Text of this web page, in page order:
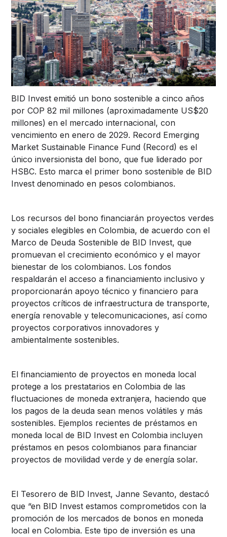
BID Invest emitió un bono sostenible a cinco años
por COP 82 mil millones (aproximadamente US$20
millones) en el mercado internacional, con
vencimiento en enero de 2029. Record Emerging
Market Sustainable Finance Fund (Record) es el
único inversionista del bono, que fue liderado por
HSBC. Esto marca el primer bono sostenible de BID
Invest denominado en pesos colombianos.
Los recursos del bono financiarán proyectos verdes
y sociales elegibles en Colombia, de acuerdo con el
Marco de Deuda Sostenible de BID Invest, que
promuevan el crecimiento económico y el mayor
bienestar de los colombianos. Los fondos
respaldarán el acceso a financiamiento inclusivo y
proporcionarán apoyo técnico y financiero para
proyectos críticos de infraestructura de transporte,
energía renovable y telecomunicaciones, así como
proyectos corporativos innovadores y
ambientalmente sostenibles.
El financiamiento de proyectos en moneda local
protege a los prestatarios en Colombia de las
fluctuaciones de moneda extranjera, haciendo que
los pagos de la deuda sean menos volátiles y más
sostenibles. Ejemplos recientes de préstamos en
moneda local de BID Invest en Colombia incluyen
préstamos en pesos colombianos para financiar
proyectos de movilidad verde y de energía solar.
El Tesorero de BID Invest, Janne Sevanto, destacó
que “en BID Invest estamos comprometidos con la
promoción de los mercados de bonos en moneda
local en Colombia. Este tipo de inversión es una